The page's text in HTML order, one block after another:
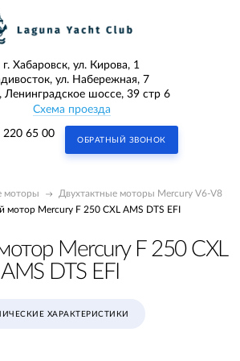
г. Хабаровск, ул. Кирова, 1
ул. Набережная, 7
Ленинградское шоссе, 39 стр 6
Схема проезда
220 65 00
ОБРАТНЫЙ ЗВОНОК
моторы
Двухтактные моторы Mercury V6-V8
мотор Mercury F 250 CXL AMS DTS EFI
Mercury F 250 CXL
AMS DTS EFI
ХАРАКТЕРИСТИКИ